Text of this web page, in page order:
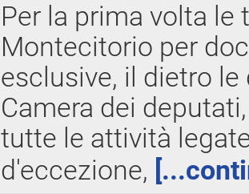
Per la prima volta le
Montecitorio per
esclusive, il dietro
Camera dei
tutte le attività
d'eccezione,